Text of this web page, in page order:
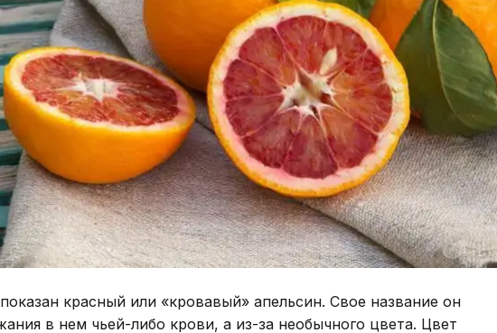
красный или «кровавый» апельсин. Свое название он
в нем чьей-либо крови, а из-за необычного цвета. Цвет